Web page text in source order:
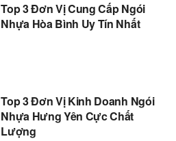
Top 3 Đơn Vị Cung Cấp Ngói
Nhựa Hòa Bình Uy Tín Nhất
Top 3 Đơn Vị Kinh Doanh Ngói
Nhựa Hưng Yên Cực Chất
Lượng